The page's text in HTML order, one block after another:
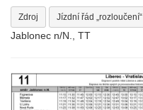
Zdroj Jízdní řád „rozloučení“
Jablonec n/N., TT